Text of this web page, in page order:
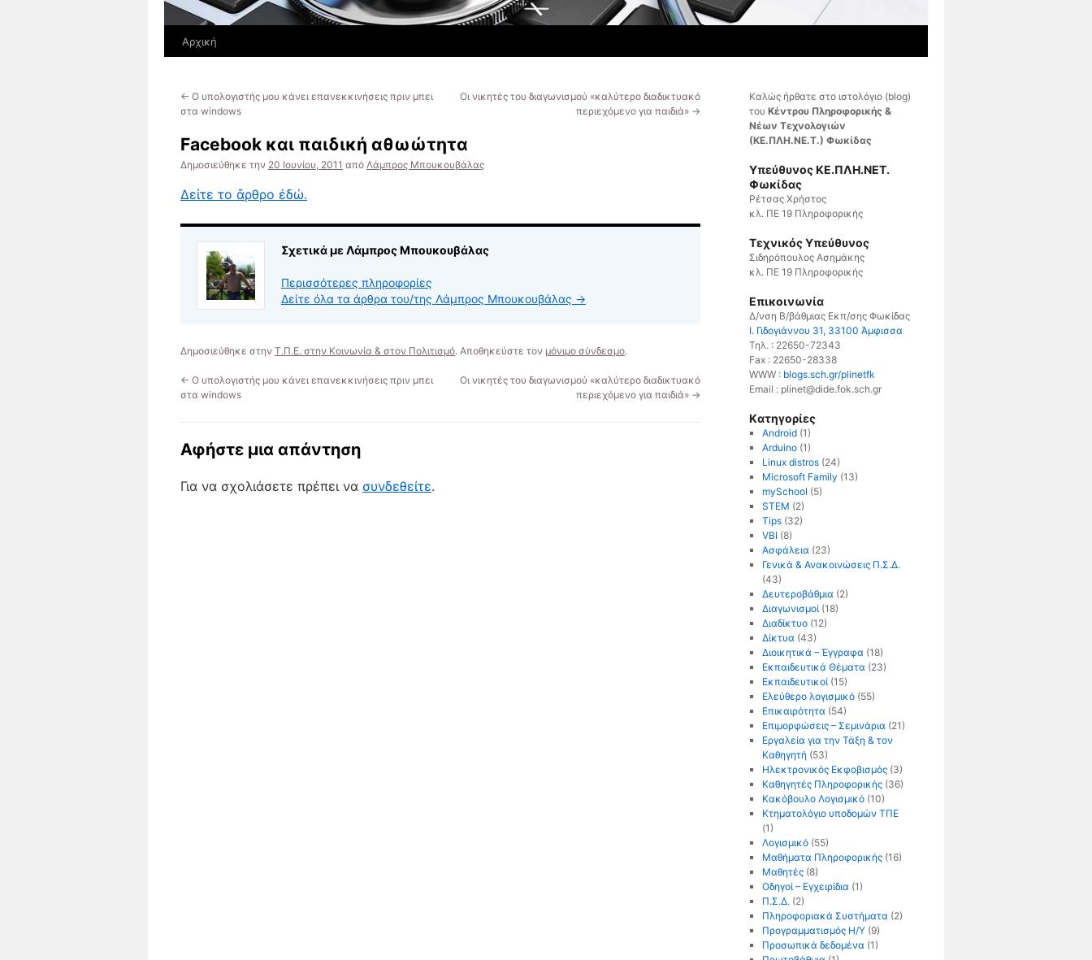
Αρχική
← Ο υπολογιστής μου κάνει επανεκκινήσεις πριν μπει
στα windows
Οι νικητές του διαγωνισμού «καλύτερο διαδικτυακό
περιεχόμενο για παιδιά» →
Facebook και παιδική αθωώτητα
Δημοσιεύθηκε την 20 Ιουνίου, 2011 από Λάμπρος Μπουκουβάλας
Δεἰτε το ἄρθρο ἐδώ.
Σχετικά με Λάμπρος Μπουκουβάλας
Περισσότερες πληροφορίες
Δείτε όλα τα άρθρα του/της Λάμπρος Μπουκουβάλας →
Δημοσιεύθηκε στην Τ.Π.Ε. στην Κοινωνία & στον Πολιτισμό. Αποθηκεύστε τον μόνιμο σύνδεσμο.
← Ο υπολογιστής μου κάνει επανεκκινήσεις πριν μπει
στα windows
Οι νικητές του διαγωνισμού «καλύτερο διαδικτυακό
περιεχόμενο για παιδιά» →
Αφήστε μια απάντηση
Για να σχολιάσετε πρέπει να συνδεθείτε.
Καλώς ήρθατε στο ιστολόγιο (blog)
του Κέντρου Πληροφορικής &
Νέων Τεχνολογιών
(ΚΕ.ΠΛΗ.ΝΕ.Τ.) Φωκίδας
Υπεύθυνος ΚΕ.ΠΛΗ.ΝΕΤ.
Φωκίδας
Ρέτσας Χρήστος
κλ. ΠΕ 19 Πληροφορικής
Τεχνικός Υπεύθυνος
Σιδηρόπουλος Ασημάκης
κλ. ΠΕ 19 Πληροφορικής
Επικοινωνία
Δ/νση Β/βάθμιας Εκπ/σης Φωκίδας
Ι. Γιδογιάννου 31, 33100 Άμφισσα
Τηλ. : 22650-72343
Fax : 22650-28338
WWW : blogs.sch.gr/plinetfk
Email : plinet@dide.fok.sch.gr
Kατηγορίες
Android(1)
Arduino(1)
Linux distros(24)
Microsoft Family (13)
mySchool (5)
STEM (2)
Tips(32)
VBI(8)
Ασφάλεια (23)
Γενικά & Ανακοινώσεις Π.Σ.Δ.
(43)
Δευτεροβάθμια (2)
Διαγωνισμοί(18)
Διαδίκτυο(12)
Δίκτυα (43)
Διοικητικά – Έγγραφα (18)
Εκπαιδευτικά Θέματα (23)
Εκπαιδευτικοί(15)
Ελεύθερο λογισμικό(55)
Επικαιρότητα (54)
Επιμορφώσεις – Σεμινάρια (21)
Εργαλεία για την Τάξη & τον
Καθηγητή (53)
Ηλεκτρονικός Εκφοβισμός(3)
Καθηγητές Πληροφορικής(36)
Κακόβουλο Λογισμικό(10)
Κτηματολόγιο υποδομών ΤΠΕ
(1)
Λογισμικό(55)
Μαθήματα Πληροφορικής(16)
Μαθητές(8)
Οδηγοί – Εγχειρίδια (1)
Π.Σ.Δ.(2)
Πληροφοριακά Συστήματα (2)
Προγραμματισμός Η/Υ(9)
Προσωπικά δεδομένα (1)